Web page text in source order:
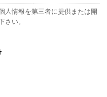
人情報を第三者に提供または開
さい。